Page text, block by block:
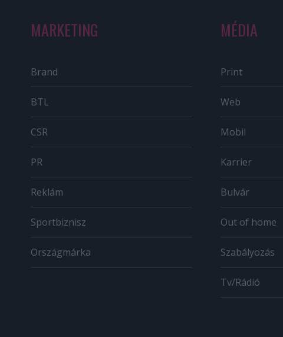
MARKETING
Brand
BTL
CSR
PR
Reklám
Sportbiznisz
Országmárka
MÉDIA
Print
Web
Mobil
Karrier
Bulvár
Out of home
Szabályozás
Tv/Rádió